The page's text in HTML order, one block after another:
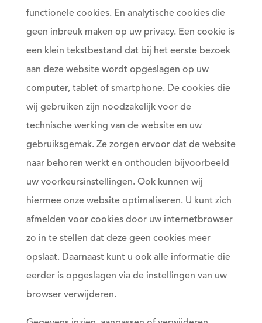
functionele cookies. En analytische cookies die
geen inbreuk maken op uw privacy. Een cookie is
een klein tekstbestand dat bij het eerste bezoek
aan deze website wordt opgeslagen op uw
computer, tablet of smartphone. De cookies die
wij gebruiken zijn noodzakelijk voor de
technische werking van de website en uw
gebruiksgemak. Ze zorgen ervoor dat de website
naar behoren werkt en onthouden bijvoorbeeld
uw voorkeursinstellingen. Ook kunnen wij
hiermee onze website optimaliseren. U kunt zich
afmelden voor cookies door uw internetbrowser
zo in te stellen dat deze geen cookies meer
opslaat. Daarnaast kunt u ook alle informatie die
eerder is opgeslagen via de instellingen van uw
browser verwijderen.